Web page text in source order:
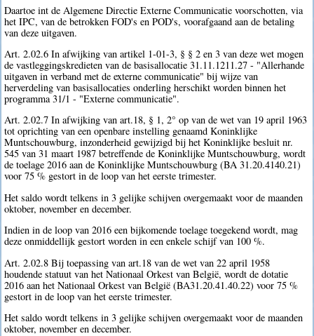
Daartoe int de Algemene Directie Externe Communicatie voorschotten, via
het IPC, van de betrokken FOD's en POD's, voorafgaand aan de betaling
van deze uitgaven.
Art. 2.02.6 In afwijking van artikel 1-01-3, § § 2 en 3 van deze wet mogen
de vastleggingskredieten van de basisallocatie 31.11.1211.27 - "Allerhande
uitgaven in verband met de externe communicatie" bij wijze van
herverdeling van basisallocaties onderling herschikt worden binnen het
programma 31/1 - "Externe communicatie".
Art. 2.02.7 In afwijking van art.18, § 1, 2° op van de wet van 19 april 1963
tot oprichting van een openbare instelling genaamd Koninklijke
Muntschouwburg, inzonderheid gewijzigd bij het Koninklijke besluit nr.
545 van 31 maart 1987 betreffende de Koninklijke Muntschouwburg, wordt
de toelage 2016 aan de Koninklijke Muntschouwburg (BA 31.20.4140.21)
voor 75 % gestort in de loop van het eerste trimester.
Het saldo wordt telkens in 3 gelijke schijven overgemaakt voor de maanden
oktober, november en december.
Indien in de loop van 2016 een bijkomende toelage toegekend wordt, mag
deze onmiddellijk gestort worden in een enkele schijf van 100 %.
Art. 2.02.8 Bij toepassing van art.18 van de wet van 22 april 1958
houdende statuut van het Nationaal Orkest van België, wordt de dotatie
2016 aan het Nationaal Orkest van België (BA31.20.41.40.22) voor 75 %
gestort in de loop van het eerste trimester.
Het saldo wordt telkens in 3 gelijke schijven overgemaakt voor de maanden
oktober, november en december.